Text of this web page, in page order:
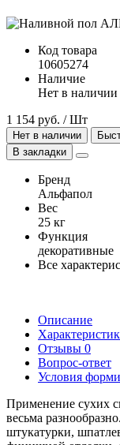
Код товара
10605274
Наличие
Нет в наличии
1 154 руб. / Шт
Нет в наличии
В закладки
Бренд
Альфапол
Вес
25 кг
Функция
декоративные
Все
Описание
Отзывы 0
Вопрос-ответ
Условия
Применение сухих
весьма
штукатурки,